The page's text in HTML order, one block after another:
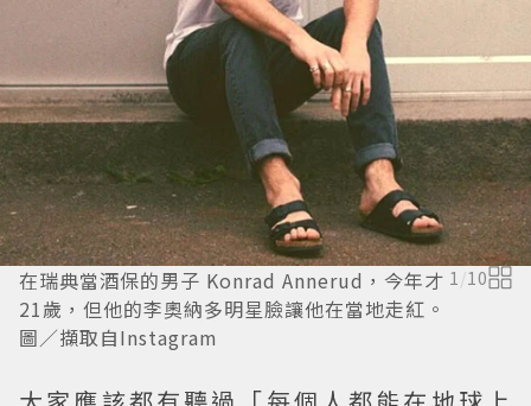
在瑞典當酒保的男子 Konrad Annerud，今年才
21歲，但他的李奧納多明星臉讓他在當地走紅。
圖／擷取自Instagram
1/10